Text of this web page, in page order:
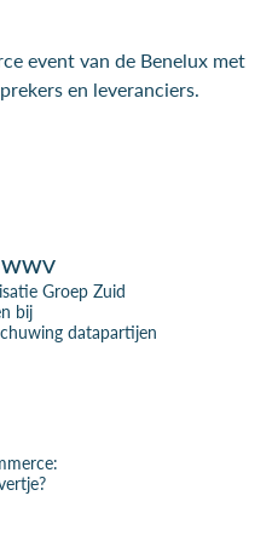
event van de Benelux met
en leveranciers.
Groep Zuid
bij
datapartijen